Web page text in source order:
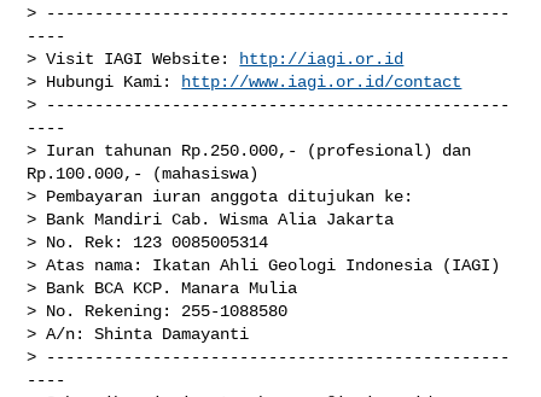
> ------------------------------------------------
----
> Visit IAGI Website:
http://iagi.or.id
> Hubungi Kami:
http://www.iagi.or.id/contact
> ------------------------------------------------
----
> Iuran tahunan Rp.250.000,- (profesional) dan
Rp.100.000,- (mahasiswa)
> Pembayaran iuran anggota ditujukan ke:
> Bank Mandiri Cab. Wisma Alia Jakarta
> No. Rek: 123 0085005314
> Atas nama: Ikatan Ahli Geologi Indonesia (IAGI)
> Bank BCA KCP. Manara Mulia
> No. Rekening: 255-1088580
> A/n: Shinta Damayanti
> ------------------------------------------------
----